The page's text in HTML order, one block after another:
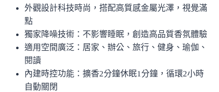
外觀設計科技時尚，搭配高質感金屬光澤，視覺滿
點
獨家降噪技術：不影響睡眠，創造高品質香氛體驗
適用空間廣泛：居家、辦公、旅行、健身、瑜伽、
閱讀
內建時控功能：擴香2分鐘休眠1分鐘，循環2小時
自動關閉